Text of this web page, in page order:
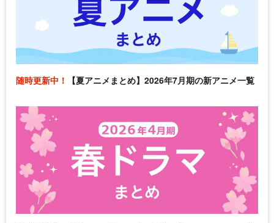
随時更新中！ 【夏アニメまとめ】2026年7月期の新アニメ一覧